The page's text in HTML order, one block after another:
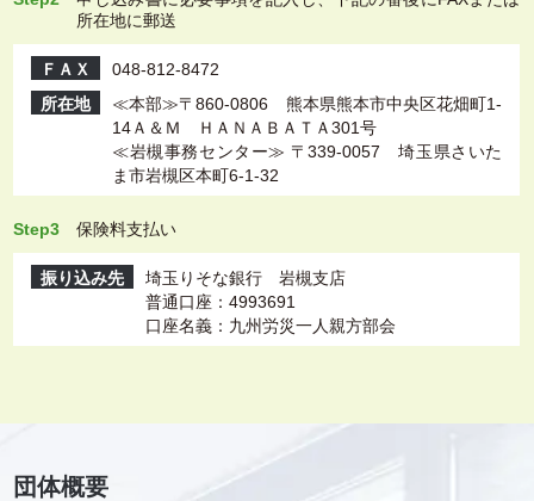
所在地に郵送
ＦＡＸ
048-812-8472
所在地
≪本部≫〒860-0806 熊本県熊本市中央区花畑町1-
14Ａ＆Ｍ ＨＡＮＡＢＡＴＡ301号
≪岩槻事務センター≫ 〒339-0057 埼玉県さいた
ま市岩槻区本町6-1-32
Step3 保険料支払い
振り込み先
埼玉りそな銀行 岩槻支店
普通口座：4993691
口座名義：九州労災一人親方部会
団体概要